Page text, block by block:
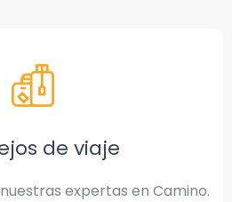
de viaje
expertas en Camino.